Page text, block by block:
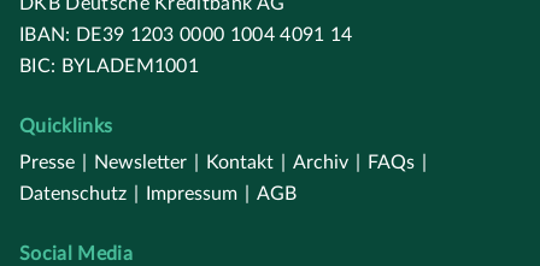
DKB Deutsche Kreditbank AG
IBAN: DE39 1203 0000 1004 4091 14
BIC: BYLADEM1001
Quicklinks
Presse
Newsletter Kontakt Archiv FAQs
Datenschutz
Impressum AGB
Social Media